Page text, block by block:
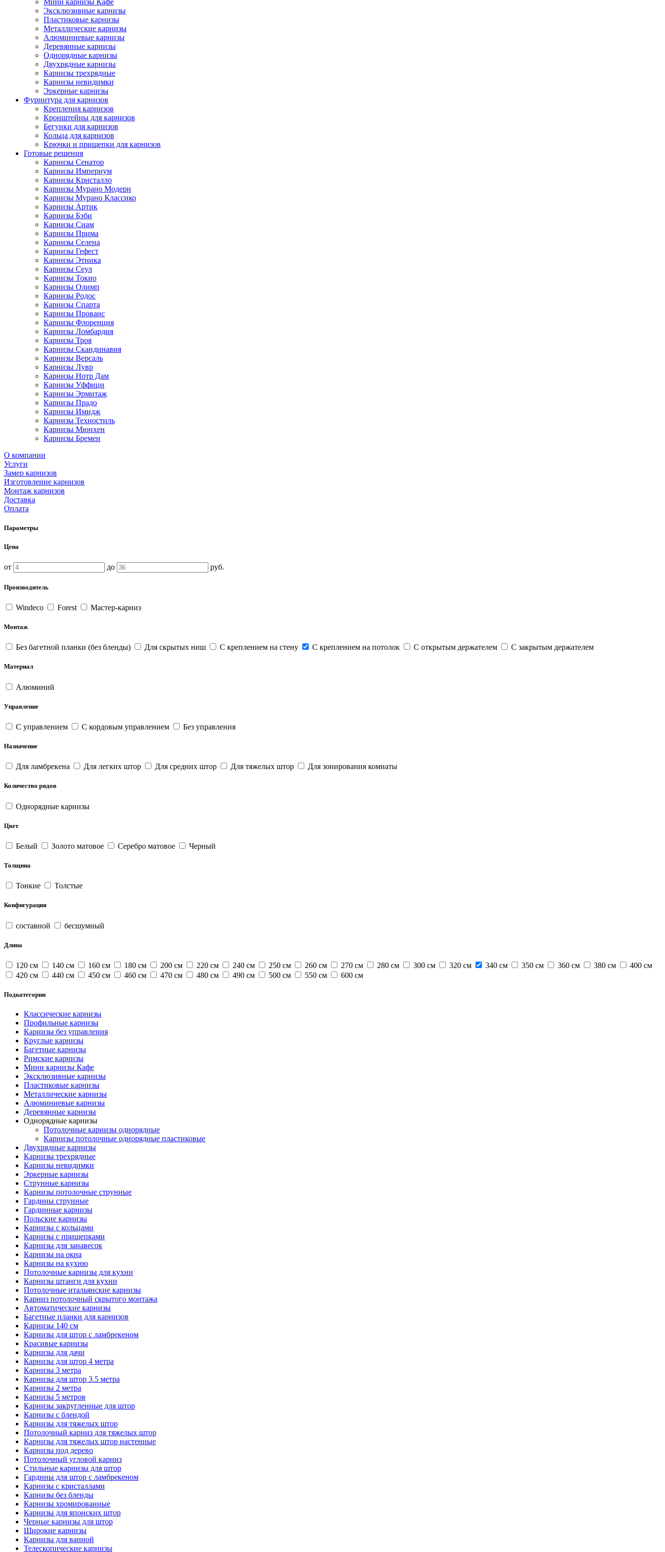
Мини карнизы Кафе
Эксклюзивные карнизы
Пластиковые карнизы
Металлические карнизы
Алюминиевые карнизы
Деревянные карнизы
Однорядные карнизы
Двухрядные карнизы
Карнизы трехрядные
Карнизы невидимки
Эркерные карнизы
Фурнитура для карнизов
Крепления карнизов
Кронштейны для карнизов
Бегунки для карнизов
Кольца для карнизов
Крючки и прищепки для карнизов
Готовые решения
Карнизы Сенатор
Карнизы Империум
Карнизы Кристалло
Карнизы Мурано Модерн
Карнизы Мурано Классико
Карнизы Артик
Карнизы Бэби
Карнизы Сиам
Карнизы Прима
Карнизы Селена
Карнизы Гефест
Карнизы Этника
Карнизы Сеул
Карнизы Токио
Карнизы Олимп
Карнизы Родос
Карнизы Спарта
Карнизы Прованс
Карнизы Флоренция
Карнизы Ломбардия
Карнизы Троя
Карнизы Скандинавия
Карнизы Версаль
Карнизы Лувр
Карнизы Нотр Дам
Карнизы Уффици
Карнизы Эрмитаж
Карнизы Прадо
Карнизы Имидж
Карнизы Техностиль
Карнизы Мюнхен
Карнизы Бремен
О компании
Услуги
Замер карнизов
Изготовление карнизов
Монтаж карнизов
Доставка
Оплата
Параметры
Цена
от до руб.
Производитель
Windeco Forest Мастер-карниз
Монтаж
Без багетной планки (без бленды) Для скрытых ниш С креплением на стену С креплением на потолок С открытым держателем С закрытым держателем
Материал
Алюминий
Управление
С управлением С кордовым управлением Без управления
Назначение
Для ламбрекена Для легких штор Для средних штор Для тяжелых штор Для зонирования комнаты
Количество рядов
Однорядные карнизы
Цвет
Белый Золото матовое Серебро матовое Черный
Толщина
Тонкие Толстые
Конфигурация
составной бесшумный
Длина
120 см 140 см 160 см 180 см 200 см 220 см 240 см 250 см 260 см 270 см 280 см 300 см 320 см 340 см 350 см 360 см 380 см
400 см
420 см
440 см 450 см 460 см 470 см 480 см 490 см 500 см 550 см 600 см
Подкатегории
Классические карнизы
Профильные карнизы
Карнизы без управления
Круглые карнизы
Багетные карнизы
Римские карнизы
Мини карнизы Кафе
Эксклюзивные карнизы
Пластиковые карнизы
Металлические карнизы
Алюминиевые карнизы
Деревянные карнизы
Однорядные карнизы
Потолочные карнизы однорядные
Карнизы потолочные однорядные пластиковые
Двухрядные карнизы
Карнизы трехрядные
Карнизы невидимки
Эркерные карнизы
Струнные карнизы
Карнизы потолочные струнные
Гардины струнные
Гардинные карнизы
Польские карнизы
Карнизы с кольцами
Карнизы с прищепками
Карнизы для занавесок
Карнизы на окна
Карнизы на кухню
Потолочные карнизы для кухни
Карнизы штанги для кухни
Потолочные итальянские карнизы
Карниз потолочный скрытого монтажа
Автоматические карнизы
Багетные планки для карнизов
Карнизы 140 см
Карнизы для штор с ламбрекеном
Красивые карнизы
Карнизы для дачи
Карнизы для штор 4 метра
Карнизы 3 метра
Карнизы для штор 3.5 метра
Карнизы 2 метра
Карнизы 5 метров
Карнизы закругленные для штор
Карнизы с блендой
Карнизы для тяжелых штор
Потолочный карниз для тяжелых штор
Карнизы для тяжелых штор настенные
Карнизы под дерево
Потолочный угловой карниз
Стильные карнизы для штор
Гардины для штор с ламбрекеном
Карнизы с кристаллами
Карнизы без бленды
Карнизы хромированные
Карнизы для японских штор
Черные карнизы для штор
Широкие карнизы
Карнизы для ванной
Телескопические карнизы